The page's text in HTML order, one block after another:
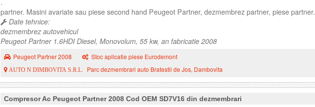
.
partner. Masini avariate sau piese second hand Peugeot Partner, dezmembrez partner, piese partner.
Date tehnice:
dezmembrez autovehicul
Peugeot Partner 1.6HDI Diesel, Monovolum, 55 kw, an fabricatie 2008
Peugeot Partner 2008 Stoc aplicatie piese Eurodemont
AUTO N DIMBOVITA S.R.L. Parc dezmembrari auto Bratestii de Jos, Dambovita
Compresor Ac Peugeot Partner 2008 Cod OEM SD7V16 din dezmembrari